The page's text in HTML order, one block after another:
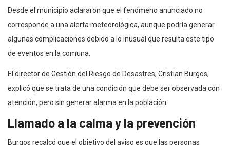
Desde el municipio aclararon que el fenómeno anunciado no
corresponde a una alerta meteorológica, aunque podría generar
algunas complicaciones debido a lo inusual que resulta este tipo
de eventos en la comuna.
El director de Gestión del Riesgo de Desastres, Cristian Burgos,
explicó que se trata de una condición que debe ser observada con
atención, pero sin generar alarma en la población.
Llamado a la calma y la prevención
Burgos recalcó que el objetivo del aviso es que las personas